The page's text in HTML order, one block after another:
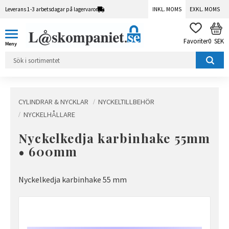
Leverans 1-3 arbetsdagar på lagervaror INKL. MOMS EXKL. MOMS
FAVORITER
0 SEK
CYLINDRAR & NYCKLAR
NYCKELTILLBEHÖR
NYCKELHÅLLARE
Nyckelkedja karbinhake 55mm
• 600mm
Nyckelkedja karbinhake 55 mm